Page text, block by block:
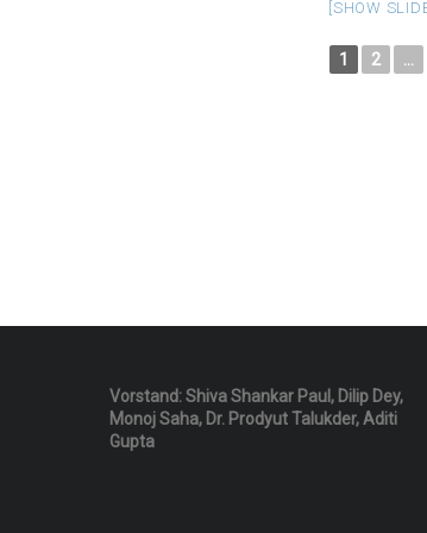
[SHOW
1 2 ...
Vorstand: Shiva Shankar Paul, Dilip Dey,
Monoj Saha, Dr. Prodyut Talukder, Aditi
Gupta